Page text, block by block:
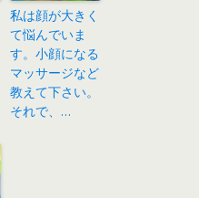
私は顔が大きく
て悩んでいま
す。小顔になる
マッサージなど
教えて下さい。
それで、…